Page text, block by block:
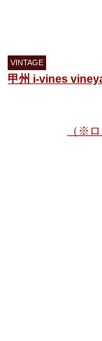
甲州 i-vines
（※